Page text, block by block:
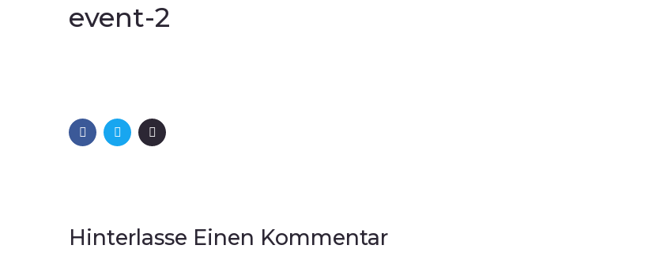
event-2
Hinterlasse Einen Kommentar